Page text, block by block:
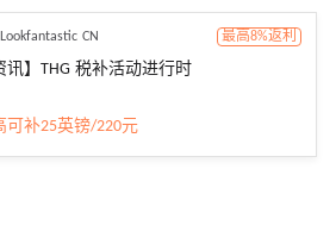
Lookfantastic CN 最高8%返利
讯】THG 税补活动进行时
可补25英镑/220元